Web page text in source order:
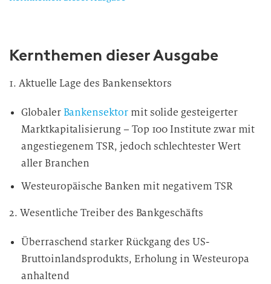
Kernthemen dieser Ausgabe
1. Aktuelle Lage des Bankensektors
GlobalerBankensektormit solide gesteigerter
Marktkapitalisierung – Top 100 Institute zwar mit
angestiegenem TSR, jedoch schlechtester Wert
aller Branchen
Westeuropäische Banken mit negativem TSR
2. Wesentliche Treiber des Bankgeschäfts
Überraschend starker Rückgang des US-
Bruttoinlandsprodukts, Erholung in Westeuropa
anhaltend